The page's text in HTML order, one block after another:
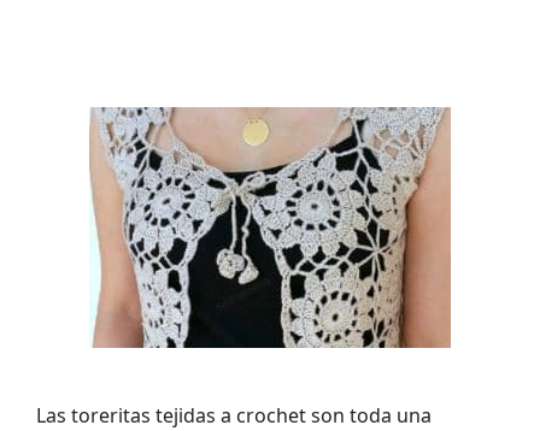
Las toreritas tejidas a crochet son toda una